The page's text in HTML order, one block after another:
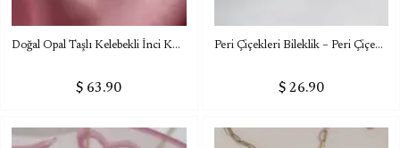
Doğal Opal Taşlı Kelebekli İnci Kolye
$ 63.90
Peri Çiçekleri Bileklik – Peri Çiçekleri Bileklik – Pastel Renkli Çiçekli Kadın Bileklik
$ 26.90